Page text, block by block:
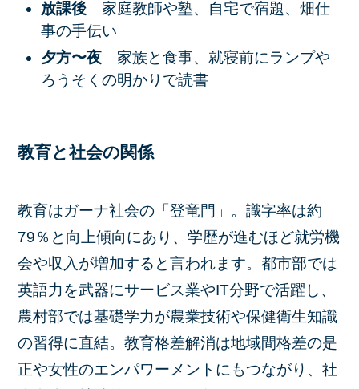
放課後 家庭教師や塾、自宅で宿題、畑仕
事の手伝い
夕方〜夜 家族と食事、就寝前にランプや
ろうそくの明かりで読書
教育と社会の関係
教育はガーナ社会の「登竜門」。識字率は約
79％と向上傾向にあり、学歴が進むほど就労機
会や収入が増加すると言われます。都市部では
英語力を武器にサービス業やIT分野で活躍し、
農村部では基礎学力が農業技術や保健衛生知識
の習得に直結。教育格差解消は地域間格差の是
正や女性のエンパワーメントにもつながり、社